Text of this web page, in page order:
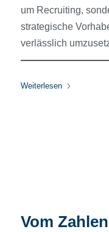
um Recruiting,
strategische
verlässlich
Weiterlesen
Vom